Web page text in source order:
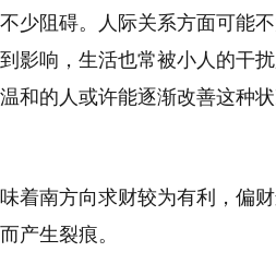
少阻碍。人际关系方面可能
影响，生活也常被小人的干
和的人或许能逐渐改善这种
着南方向求财较为有利，偏
产生裂痕。